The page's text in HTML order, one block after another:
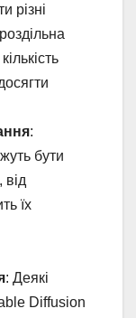
різні
:
бути
від
їх
: Деякі
Diffusion